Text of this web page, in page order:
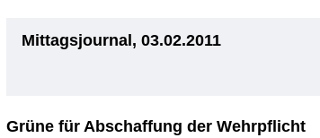
Mittagsjournal, 03.02.2011
Grüne für Abschaffung der Wehrpflicht